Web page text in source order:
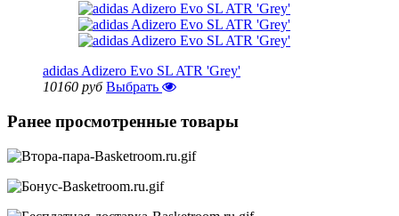
adidas Adizero Evo SL ATR 'Grey'
10160 руб Выбрать
Ранее просмотренные товары